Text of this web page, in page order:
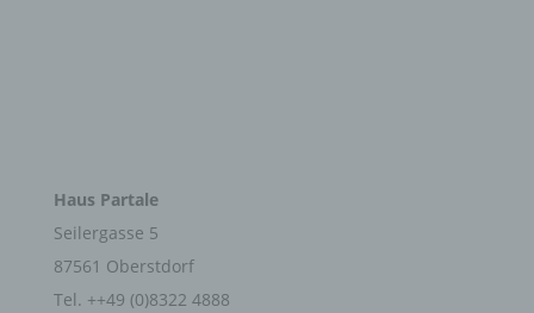
Haus Partale
Seilergasse 5
87561 Oberstdorf
Tel. ++49 (0)8322 4888
mit datenschutzrechtlichem Charakter ist die:
Haus Partale Ferienwohnungen GbR
Michael Busse (Geschäftsführer)